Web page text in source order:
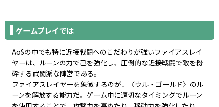
ゲームプレイでは
AoSの中でも特に近接戦闘へのこだわりが強いファイアスレイ
ヤーは、ルーンの力で己を強化し、圧倒的な近接戦闘で敵を粉
砕する武闘派な陣営である。
ファイアスレイヤーを象徴するのが、〈ウル・ゴールド〉のル
ーンを解放する能力だ。ゲーム中に適切なタイミングでルーン